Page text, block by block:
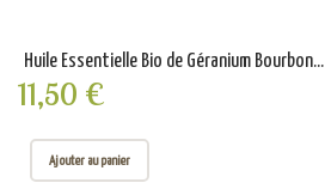
Huile Essentielle Bio de Géranium Bourbon...
11,50 €
Ajouter au panier